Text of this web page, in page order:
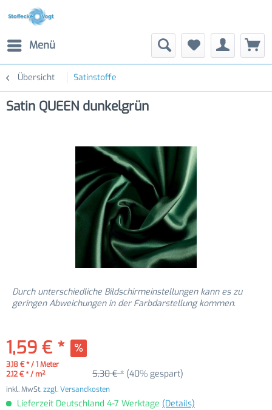
Menü
Übersicht Satinstoffe
Satin QUEEN dunkelgrün
Durch unterschiedliche Bildschirmeinstellungen kann es zu
geringen Abweichungen in der Farbdarstellung kommen.
1,59 € *
3,18 € * / 1 Meter
2,12 € * / m²
5,30 € * (40% gespart)
inkl. MwSt.zzgl. Versandkosten
Lieferzeit Deutschland 4-7 Werktage (Details)